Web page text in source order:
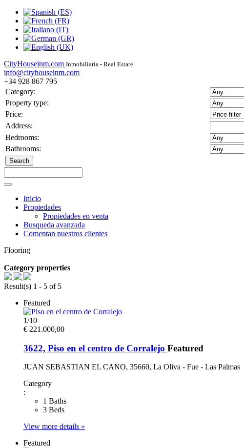
CityHouseinm.com Inmobiliaria - Real Estate
info@cityhouseinm.com
+34 928 867 795
Category:
Property type:
Price:
Address:
Bedrooms:
Bathrooms:
Inicio
Propiedades
Propiedades en venta
Busqueda avanzada
Comentan nuestros clientes
Flooring
Category properties
Result(s) 1 - 5 of 5
Featured
1/10
€ 221.000,00
3622, Piso en el centro de Corralejo Featured
JUAN SEBASTIAN EL CANO, 35660, La Oliva - Fue - Las Palmas
Category
:
1 Baths
3 Beds
View more details »
Featured